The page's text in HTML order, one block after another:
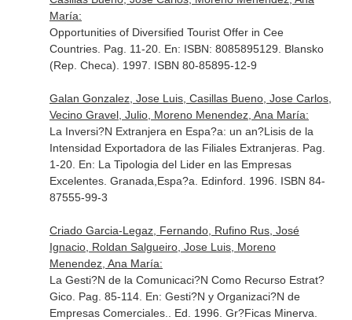
María:
Opportunities of Diversified Tourist Offer in Cee
Countries. Pag. 11-20. En: ISBN: 8085895129 . Blansko
(Rep. Checa). 1997. ISBN 80-85895-12-9
Galan Gonzalez, Jose Luis, Casillas Bueno, Jose Carlos,
Vecino Gravel, Julio, Moreno Menendez, Ana María:
La Inversi?N Extranjera en Espa?a: un an?Lisis de la
Intensidad Exportadora de las Filiales Extranjeras. Pag.
1-20. En: La Tipologia del Lider en las Empresas
Excelentes. Granada,Espa?a. Edinford. 1996. ISBN 84-
87555-99-3
Criado Garcia-Legaz, Fernando, Rufino Rus, José
Ignacio, Roldan Salgueiro, Jose Luis, Moreno
Menendez, Ana María:
La Gesti?N de la Comunicaci?N Como Recurso Estrat?
Gico. Pag. 85-114. En: Gesti?N y Organizaci?N de
Empresas Comerciales.
. Ed. 1996. Gr?Ficas Minerva.